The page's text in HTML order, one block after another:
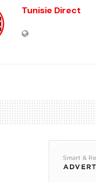
Tunisie Direct